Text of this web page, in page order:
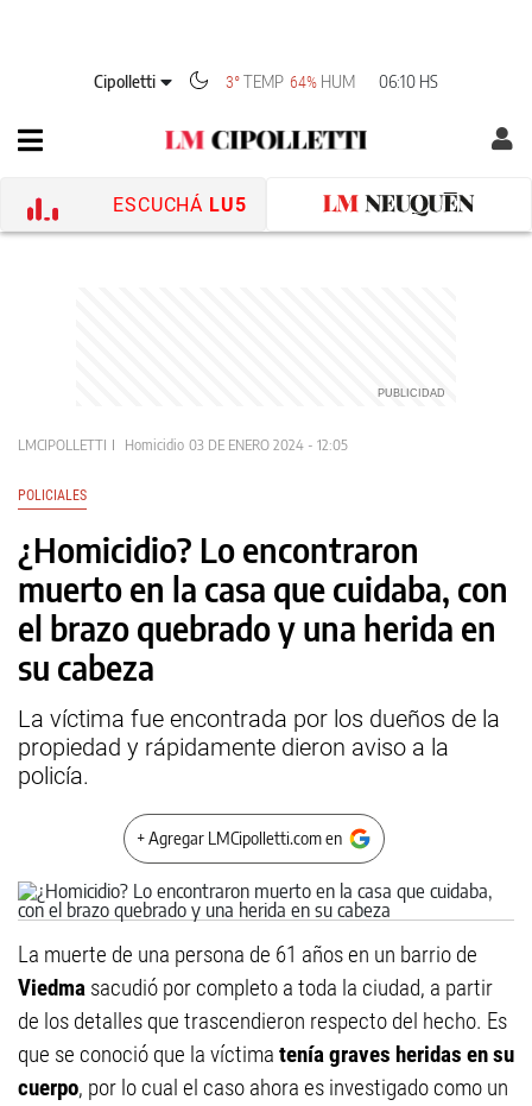
Cipolletti 3°TEMP 64% HUM 06:10 HS
ESCUCHÁ LU5
LMCIPOLLETTI Homicidio 03 DE ENERO 2024 - 12:05
POLICIALES
¿Homicidio? Lo encontraron
muerto en la casa que cuidaba, con
el brazo quebrado y una herida en
su cabeza
La víctima fue encontrada por los dueños de la
propiedad y rápidamente dieron aviso a la
policía.
+ Agregar LMCipolletti.com en
La muerte de una persona de 61 años en un barrio de
Viedma sacudió por completo a toda la ciudad, a partir
de los detalles que trascendieron respecto del hecho. Es
que se conoció que la víctima tenía graves heridas en su
cuerpo, por lo cual el caso ahora es investigado como un